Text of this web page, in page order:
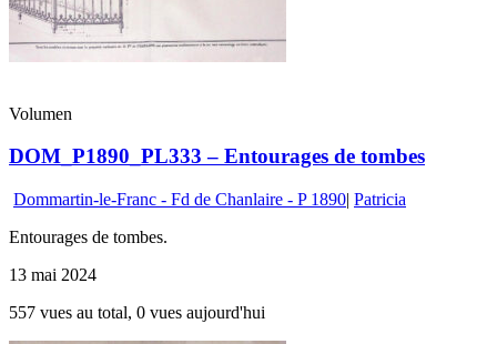
Volumen
DOM_P1890_PL333 – Entourages de tombes
Dommartin-le-Franc - Fd de Chanlaire - P 1890| Patricia
Entourages de tombes.
13 mai 2024
557 vues au total, 0 vues aujourd'hui